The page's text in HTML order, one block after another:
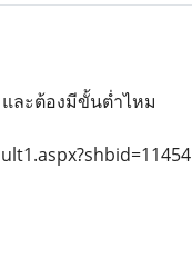
ละต้องมีขั้นต่ำไหม